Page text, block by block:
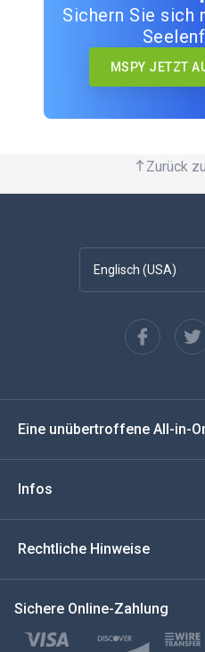
Sichern Sie sich
MSPY JETZT
Zurück
Englisch (USA)
Español
Deutsch
Türkçe
Eine unübertroffene All-in-
Infos
Rechtliche Hinweise
Sichere Online-Zahlung